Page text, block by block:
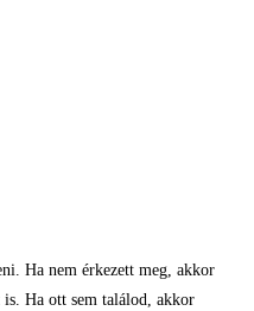
Ha nem érkezett meg, akkor
Ha ott sem találod, akkor